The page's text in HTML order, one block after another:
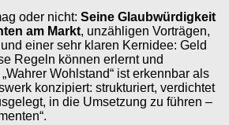
oder nicht: Seine Glaubwürdigkeit
am Markt, unzähligen Vorträgen,
einer sehr klaren Kernidee: Geld
Regeln können erlernt und
Wohlstand“ ist erkennbar als
konzipiert: strukturiert, verdichtet
in die Umsetzung zu führen –